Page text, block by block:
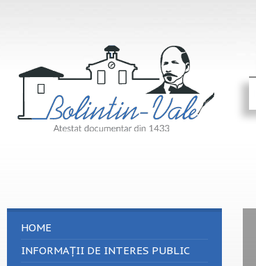
HOME
INFORMAȚII DE INTERES PUBLIC